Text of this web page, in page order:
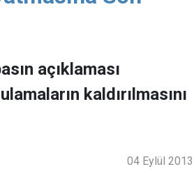
açıklaması
kaldırılmasını
04 Eylül 2013